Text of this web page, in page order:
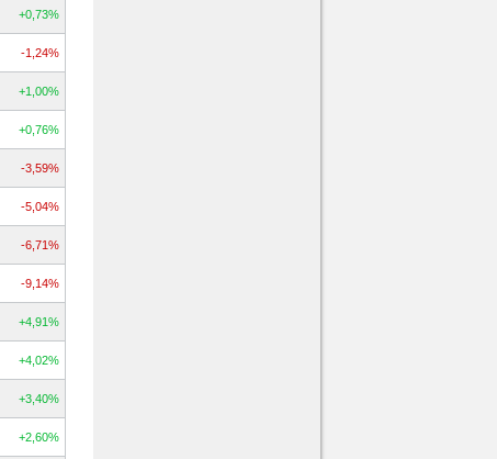
+0,73%
-1,24%
+1,00%
+0,76%
-3,59%
-5,04%
-6,71%
-9,14%
+4,91%
+4,02%
+3,40%
+2,60%